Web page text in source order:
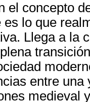
el concepto
es lo que
Llega a la
entre
medieval